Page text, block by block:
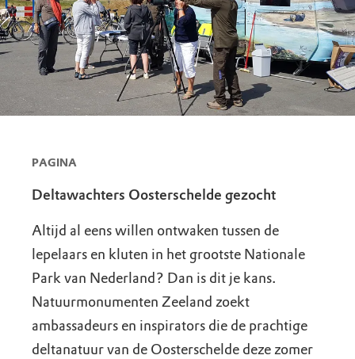
PAGINA
Deltawachters Oosterschelde gezocht
Altijd al eens willen ontwaken tussen de
lepelaars en kluten in het grootste Nationale
Park van Nederland? Dan is dit je kans.
Natuurmonumenten Zeeland zoekt
ambassadeurs en inspirators die de prachtige
deltanatuur van de Oosterschelde deze zomer